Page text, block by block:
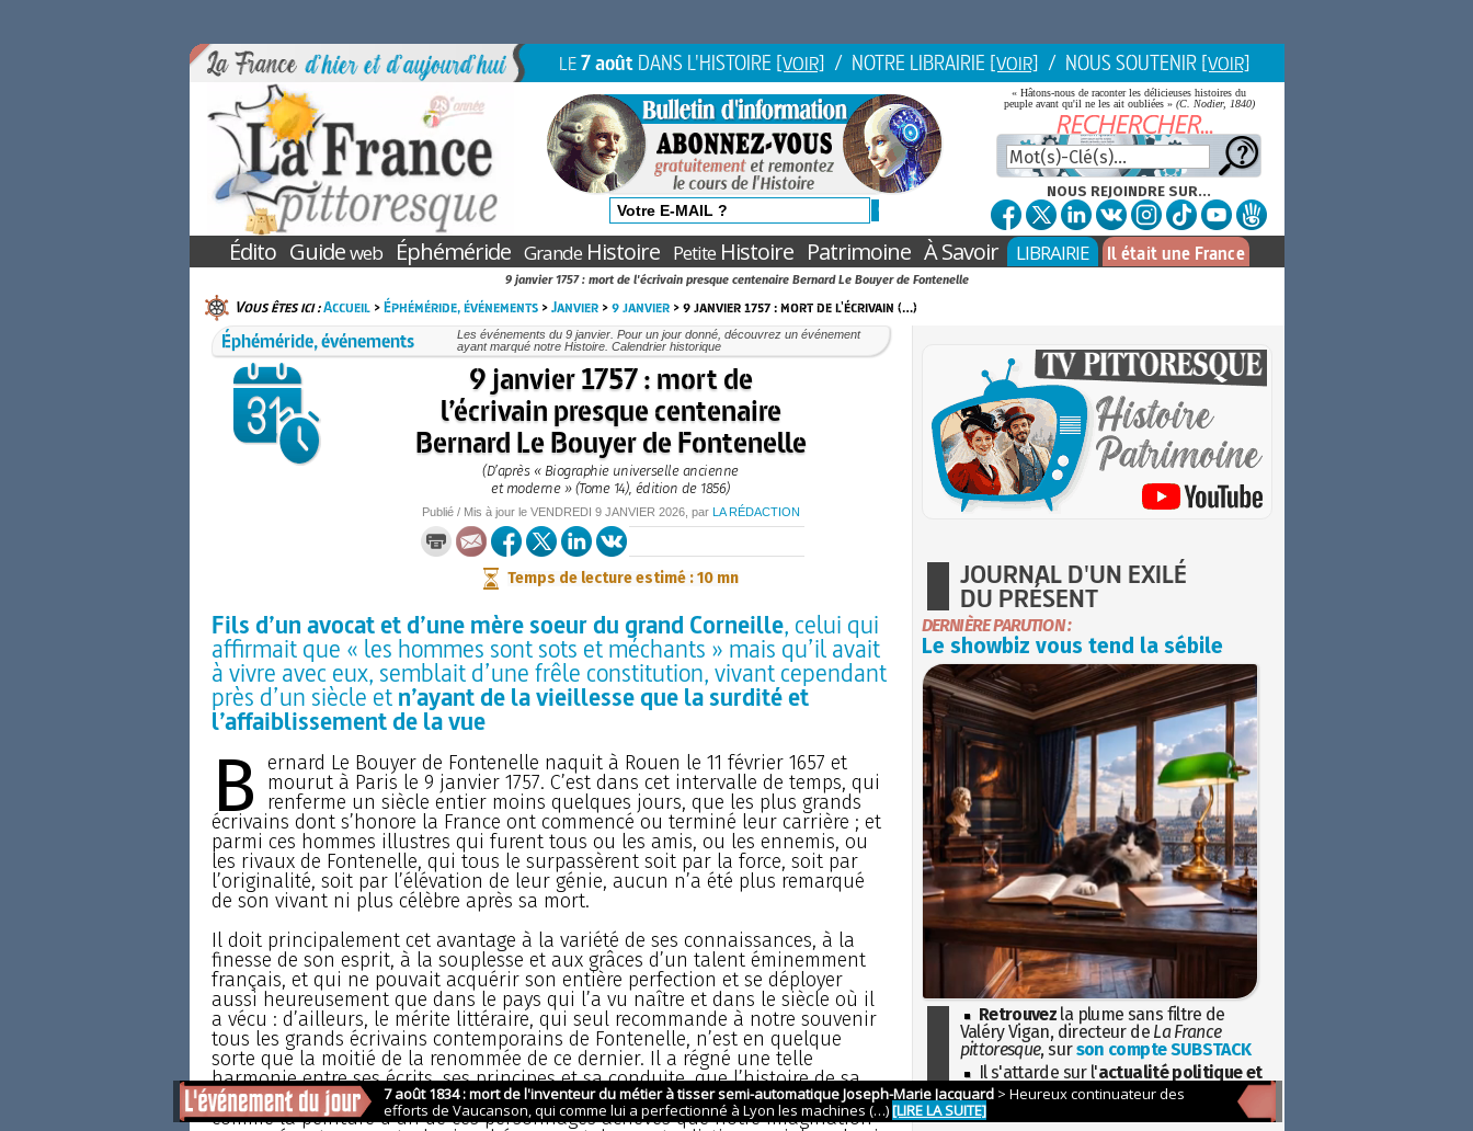
LE7 août DANS L'HISTOIRE [VOIR] / NOTRE LIBRAIRIE [VOIR] / NOUS SOUTENIR [VOIR]
« Hâtons-nous de raconter les délicieuses histoires du
peuple avant qu'il ne les ait oubliées » (C. Nodier, 1840)
NOUS REJOINDRE SUR...
Édito Guideweb Éphéméride GrandeHistoire PetiteHistoire Patrimoine À Savoir LIBRAIRIE Il était une France
9 janvier 1757 : mort de l'écrivain presque centenaire Bernard Le Bouyer de Fontenelle
Vous êtes ici :Accueil>Éphéméride, événements>Janvier>9 janvier> 9 janvier 1757 : mort de l'écrivain (…)
Éphéméride, événements
Les événements du 9 janvier. Pour un jour donné, découvrez un événement
ayant marqué notre Histoire. Calendrier historique
9 janvier 1757 : mort de
l’écrivain presque centenaire
Bernard Le Bouyer de Fontenelle
(D’après « Biographie universelle ancienne
et moderne » (Tome 14), édition de 1856)
Publié / Mis à jour le VENDREDI 9 JANVIER 2026, par LA RÉDACTION
Temps de lecture estimé : 10 mn
Fils d’un avocat et d’une mère soeur du grand Corneille, celui qui
affirmait que « les hommes sont sots et méchants » mais qu’il avait
à vivre avec eux, semblait d’une frêle constitution, vivant cependant
près d’un siècle etn’ayant de la vieillesse que la surdité et
l’affaiblissement de la vue
B ernard Le Bouyer de Fontenelle naquit à Rouen le 11 février 1657 et
mourut à Paris le 9 janvier 1757. C’est dans cet intervalle de temps, qui
renferme un siècle entier moins quelques jours, que les plus grands
écrivains dont s’honore la France ont commencé ou terminé leur carrière ; et
parmi ces hommes illustres qui furent tous ou les amis, ou les ennemis, ou
les rivaux de Fontenelle, qui tous le surpassèrent soit par la force, soit par
l’originalité, soit par l’élévation de leur génie, aucun n’a été plus remarqué
de son vivant ni plus célèbre après sa mort.
Il doit principalement cet avantage à la variété de ses connaissances, à la
finesse de son esprit, à la souplesse et aux grâces d’un talent éminemment
français, et qui ne pouvait acquérir son entière perfection et se déployer
aussi heureusement que dans le pays qui l’a vu naître et dans le siècle où il
a vécu : d’ailleurs, le mérite littéraire, qui seul recommande à notre souvenir
tous les grands écrivains contemporains de Fontenelle, n’est en quelque
sorte que la moitié de la renommée de ce dernier. Il a régné une telle
harmonie entre ses écrits, ses principes et sa conduite, que l’histoire de sa
vie, quoique peu variée et ne présentant rien d’extraordinaire, nous intéresse
comme la peinture d’un de ces personnages achevés que notre imagination
JOURNAL D'UN EXILÉ
DU PRÉSENT
DERNIÈRE PARUTION :
Le showbiz vous tend la sébile
Retrouvez la plume sans filtre de
Valéry Vigan, directeur de La France
pittoresque, surson compte SUBSTACK
Il s'attarde sur l'actualité politique et
sociétaleavec la hauteur de vue de
l'Histoire